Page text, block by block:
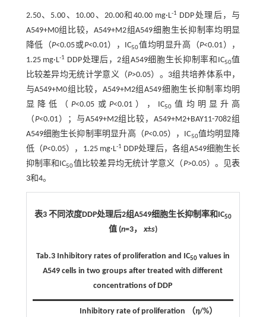
2.50、5.00、10.00、20.00和40.00 mg·L-1 DDP处理后，与
A549+M0组比较，A549+M2组A549细胞生长抑制率均明显
降低（P<0.05或P<0.01），IC50值均明显升高（P<0.01），
1.25 mg·L-1 DDP处理后，2组A549细胞生长抑制率和IC50值
比较差异均无统计学意义（P>0.05）。3组共培养体系中，
与A549+M0组比较，A549+M2组A549细胞生长抑制率均明
显降低（P<0.05或 P<0.01），IC50 值均明显升高
（P<0.01）；与A549+M2组比较，A549+M2+BAY11-7082组
A549细胞生长抑制率明显升高（P<0.05），IC50值均明显降
低（P<0.05），1.25 mg·L-1 DDP处理后，各组A549细胞生长
抑制率和IC50值比较差异均无统计学意义（P>0.05）。见表
3和4。
表3 不同浓度DDP处理后2组A549细胞生长抑制率和IC50
值 (n=3， x±s)
Tab.3 Inhibitory rates of proliferation and IC50values in
A549 cells in two groups after treated with different
concentrations of DDP
Inhibitory rate of proliferation （η/%）